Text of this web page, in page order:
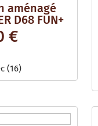
aménagé
D68 FUN+
€
(16)